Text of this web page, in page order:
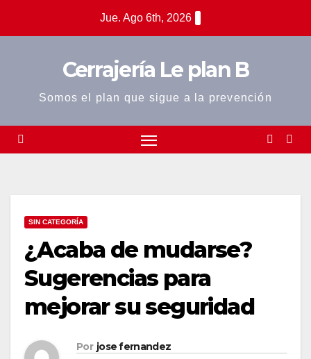
Jue. Ago 6th, 2026
Cerrajería Le plan B
Somos el plan que sigue a la prevención
SIN CATEGORÍA
¿Acaba de mudarse?
Sugerencias para
mejorar su seguridad
Por jose fernandez